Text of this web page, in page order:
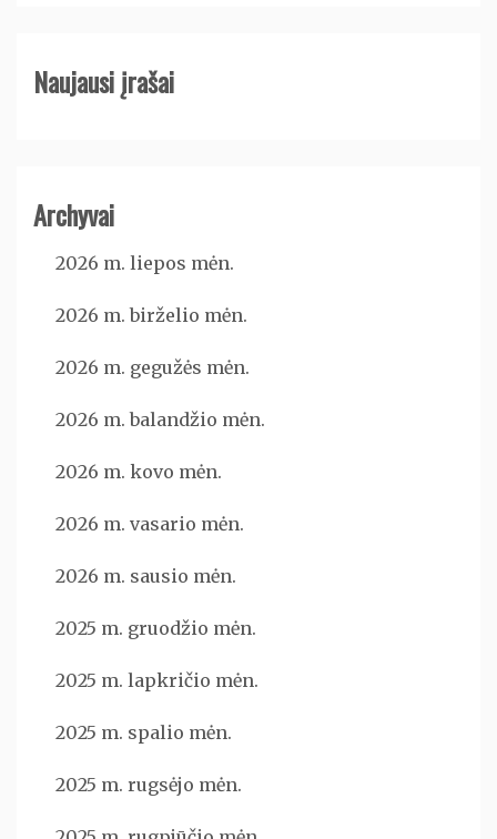
Naujausi įrašai
Archyvai
2026 m. liepos mėn.
2026 m. birželio mėn.
2026 m. gegužės mėn.
2026 m. balandžio mėn.
2026 m. kovo mėn.
2026 m. vasario mėn.
2026 m. sausio mėn.
2025 m. gruodžio mėn.
2025 m. lapkričio mėn.
2025 m. spalio mėn.
2025 m. rugsėjo mėn.